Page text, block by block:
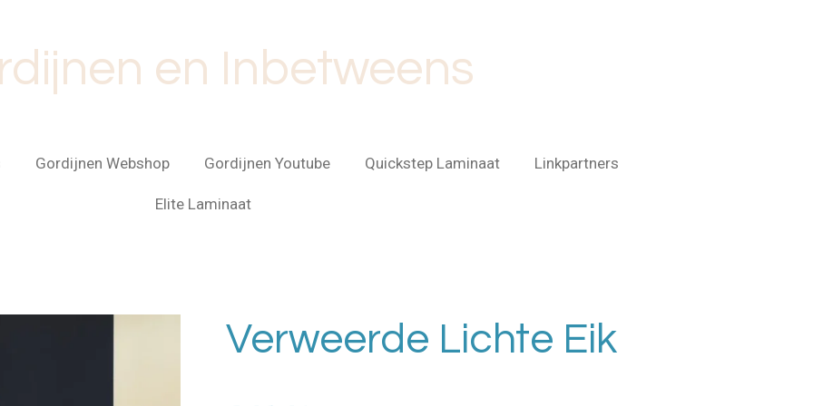
en Inbetweens
Gordijnen Webshop Gordijnen Youtube Quickstep Laminaat Linkpartners
Elite Laminaat
Verweerde Lichte Eik